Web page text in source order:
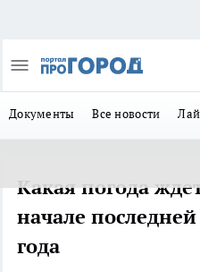
Документы Все новости
Какая погода
начале
года